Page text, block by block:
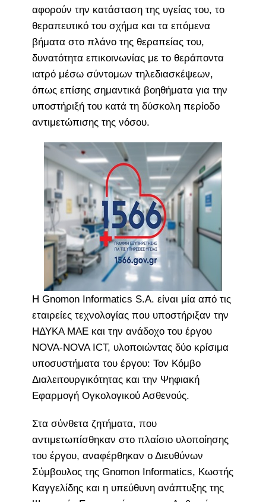
αφορούν την κατάσταση της υγείας του, το
θεραπευτικό του σχήμα και τα επόμενα
βήματα στο πλάνο της θεραπείας του,
δυνατότητα επικοινωνίας με το θεράποντα
ιατρό μέσω σύντομων τηλεδιασκέψεων,
όπως επίσης σημαντικά βοηθήματα για την
υποστήριξή του κατά τη δύσκολη περίοδο
αντιμετώπισης της νόσου.
Η Gnomon Informatics S.A. είναι μία από τις
εταιρείες τεχνολογίας που υποστήριξαν την
ΗΔΥΚΑ ΜΑΕ και την ανάδοχο του έργου
NOVA-NOVA ICT, υλοποιώντας δύο κρίσιμα
υποσυστήματα του έργου: Τον Κόμβο
Διαλειτουργικότητας και την Ψηφιακή
Εφαρμογή Ογκολογικού Ασθενούς.
Στα σύνθετα ζητήματα, που
αντιμετωπίσθηκαν στο πλαίσιο υλοποίησης
του έργου, αναφέρθηκαν ο Διευθύνων
Σύμβουλος της Gnomon Informatics, Κωστής
Καγγελίδης και η υπεύθυνη ανάπτυξης της